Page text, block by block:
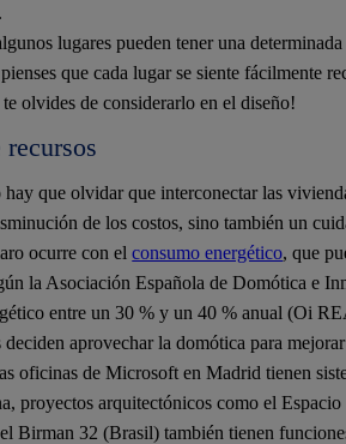
lugares pueden tener una
que cada lugar se siente fácilmente
olvides de considerarlo en el diseño!
que olvidar que interconectar las
de los costos, sino también un
ocurre con elconsumo energético, que
la Asociación Española de Domótica e
entre un 30 % y un 40 % anual (Oi
deciden aprovechar la domótica para
oficinas de Microsoft en Madrid tienen
proyectos arquitectónicos como el
Birman 32 (Brasil) también tienen